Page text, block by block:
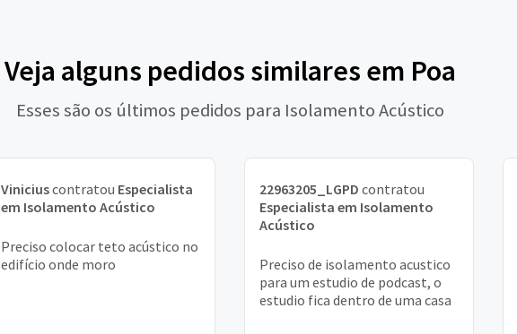
Veja alguns pedidos similares em Poa
Esses são os últimos pedidos para Isolamento Acústico
Viniciuscontratou Especialista
em Isolamento Acústico
Preciso colocar teto acústico no
edifício onde moro
22963205_LGPD contratou
Especialista em Isolamento
Acústico
Preciso de isolamento acustico
para um estudio de podcast, o
estudio fica dentro de uma casa